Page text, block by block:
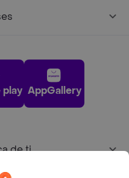
play AppGallery
de ti